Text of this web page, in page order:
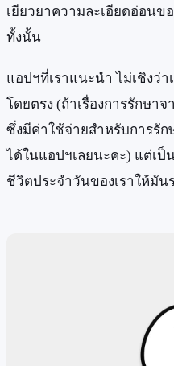
เยียวยาความละเอียดอ่อนข
ทั้งนั้น
แอปฯที่เราแนะนำ ไม่เชิงว่
โดยตรง (ถ้าเรื่องการรักษา
ซึ่งมีค่าใช้จ่ายสำหรับการรัก
ได้ในแอปฯเลยนะคะ) แต่เป็
ชีวิตประจำวันของเราให้มัน